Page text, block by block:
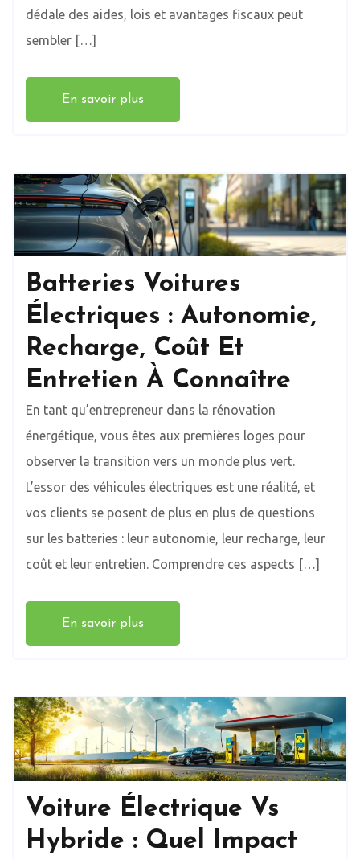
dédale des aides, lois et avantages fiscaux peut
sembler […]
En savoir plus
Batteries Voitures
Électriques : Autonomie,
Recharge, Coût Et
Entretien À Connaître
En tant qu’entrepreneur dans la rénovation
énergétique, vous êtes aux premières loges pour
observer la transition vers un monde plus vert.
L’essor des véhicules électriques est une réalité, et
vos clients se posent de plus en plus de questions
sur les batteries : leur autonomie, leur recharge, leur
coût et leur entretien. Comprendre ces aspects […]
En savoir plus
Voiture Électrique Vs
Hybride : Quel Impact